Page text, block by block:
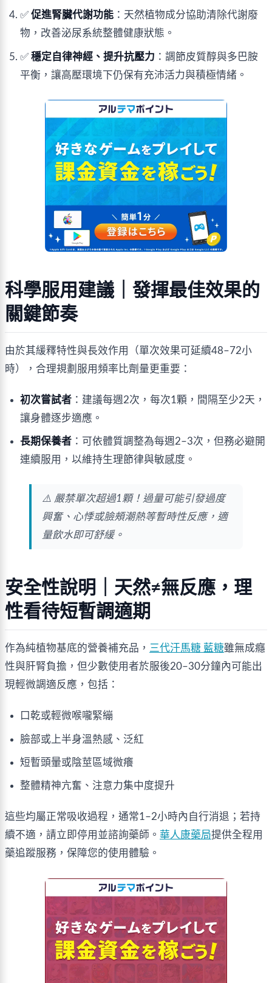
✅ 促進腎臟代謝功能 ：天然植物成分協助清除代謝廢
物，改善泌尿系統整體健康狀態。
✅ 穩定自律神經、提升抗壓力 ：調節皮質醇與多巴胺
平衡，讓高壓環境下仍保有充沛活力與積極情緒。
科學服用建議｜發揮最佳效果的
關鍵節奏
由於其緩釋特性與長效作用（單次效果可延續48–72小
時），合理規劃服用頻率比劑量更重要：
初次嘗試者 ：建議每週2次，每次1顆，間隔至少2天，
讓身體逐步適應。
長期保養者 ：可依體質調整為每週2–3次，但務必避開
連續服用，以維持生理節律與敏感度。
⚠️ 嚴禁單次超過1顆！過量可能引發過度
興奮、心悸或臉頰潮熱等暫時性反應，適
量飲水即可舒緩。
安全性說明｜天然≠無反應，理
性看待短暫調適期
作為純植物基底的營養補充品， 三代汗馬糖 藍糖雖無成癮
性與肝腎負擔，但少數使用者於服後20–30分鐘內可能出
現輕微調適反應，包括：
口乾或輕微喉嚨緊繃
臉部或上半身溫熱感、泛紅
短暫頭暈或陰莖區域微癢
整體精神亢奮、注意力集中度提升
這些均屬正常吸收過程，通常1–2小時內自行消退；若持
續不適，請立即停用並諮詢藥師。 華人康藥局提供全程用
藥追蹤服務，保障您的使用體驗。